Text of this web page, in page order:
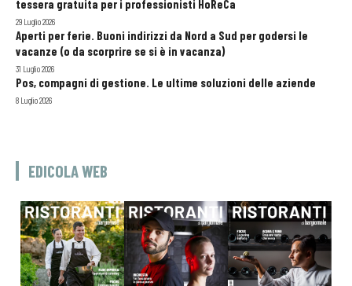
tessera gratuita per i professionisti HoReCa
29 Luglio 2026
Aperti per ferie. Buoni indirizzi da Nord a Sud per godersi le
vacanze (o da scorprire se si è in vacanza)
31 Luglio 2026
Pos, compagni di gestione. Le ultime soluzioni delle aziende
8 Luglio 2026
EDICOLA WEB